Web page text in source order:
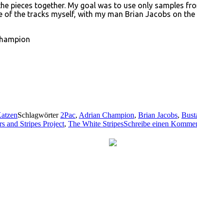
pieces together. My goal was to use only samples
the tracks myself, with my man Brian Jacobs on the
Schlagwörter 2Pac, Adrian Champion, Brian Jacobs,
and Stripes Project, The White StripesSchreibe einen